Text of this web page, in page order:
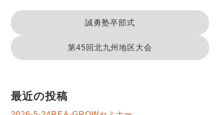
誠勇塾卒部式
第45回北九州地区大会
最近の投稿